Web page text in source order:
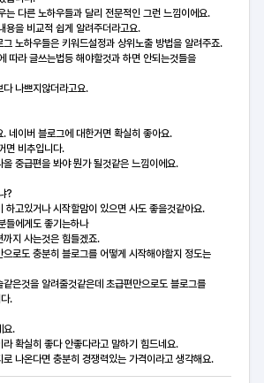
는 다른 노하우들과 달리 전문적인 그런 느낌이에요.
용을 비교적 쉽게 알려주더라고요.
노하우들은 키워드설정과 상위노출 방법을 알려주죠.
따라 글쓰는법등 해야할것과 하면 안되는것들을
나쁘지않더라고요.
네이버 블로그에 대한거면 확실히 좋아요.
면 비추입니다.
중급편을 봐야 뭔가 될것같은 느낌이에요.
?
하고있거나 시작할맘이 있으면 사도 좋을것같아요.
들에게도 좋기는하나
지 사는것은 힘들겠죠.
로도 충분히 블로그를 어떻게 시작해야할지 정도는
은것을 알려줄것같은데 초급편만으로도 블로그를
.
요.
라 확실히 좋다 안좋다라고 말하기 힘드네요.
나온다면 충분히 경쟁력있는 가격이라고 생각해요.